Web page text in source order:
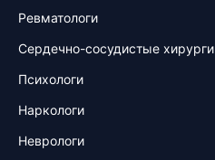
Ревматологи
Сердечно-сосудистые хирурги
Психологи
Наркологи
Неврологи